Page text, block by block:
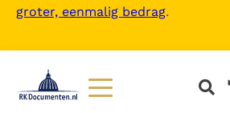
groter, eenmalig bedrag.
- Oude Testament
- Exodus
- Numeri
- Deuteronomium